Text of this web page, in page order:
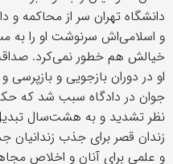
دانشگاه تهران سر از محاکمه و
و اسلامی‌اش سرنوشت او را به
خیالش هم خطور نمی‌کرد.
او در دوران بازجویی و بازپرسی
جوان در دادگاه سبب شد که
نظر تشدید و به هشت‌سال
زندان قصر برای جذب
و علمی برای آنان و اخلاص